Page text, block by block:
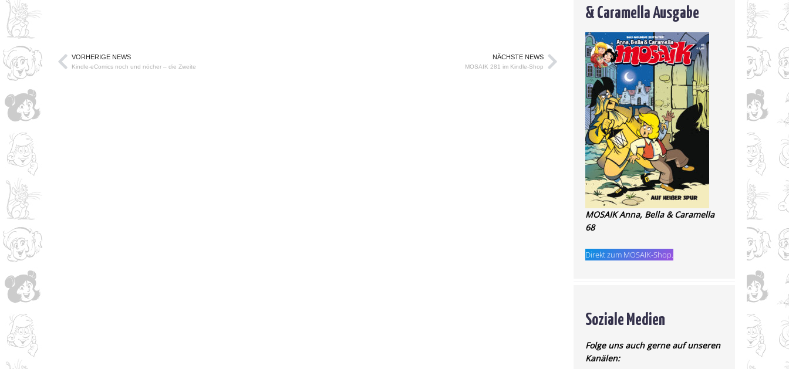
VORHERIGE NEWS
Kindle-eComics noch und nöcher – die Zweite
NÄCHSTE NEWS
MOSAIK 281 im Kindle-Shop
& Caramella Ausgabe
MOSAIK Anna, Bella & Caramella
68
Direkt zum MOSAIK-Shop.
Soziale Medien
Folge uns auch gerne auf unseren
Kanälen: